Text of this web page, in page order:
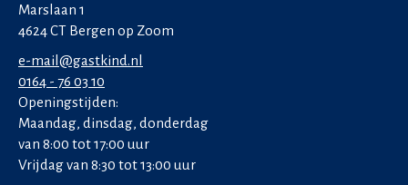
Marslaan 1
4624 CT Bergen op Zoom
e-mail@gastkind.nl
0164 - 76 03 10
Openingstijden:
Maandag, dinsdag, donderdag
van 8:00 tot 17:00 uur
Vrijdag van 8:30 tot 13:00 uur